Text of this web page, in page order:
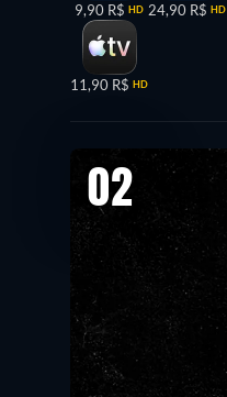
9,90 R$ HD
11,90 R$ HD
24,90 R$ HD
02